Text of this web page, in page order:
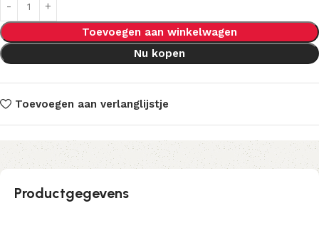
Toevoegen aan winkelwagen
Nu kopen
Toevoegen aan verlanglijstje
Productgegevens